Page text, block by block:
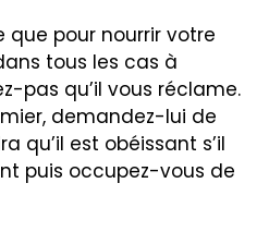
que pour nourrir votre
tous les cas à
pas qu’il vous réclame.
demandez-lui de
qu’il est obéissant s’il
puis occupez-vous de